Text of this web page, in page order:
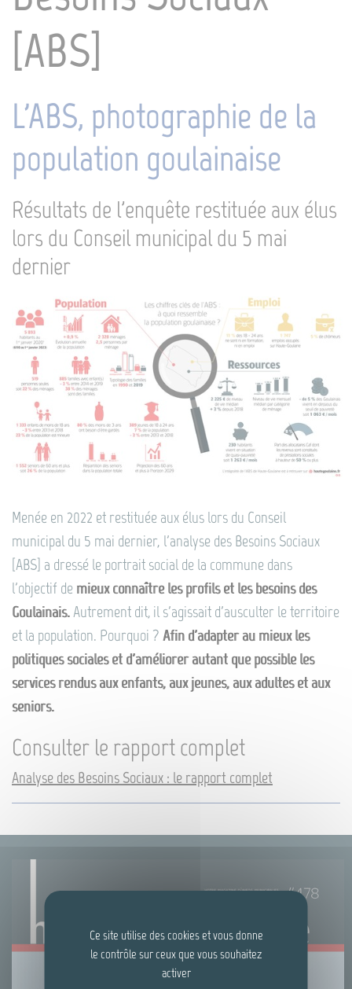
[ABS]
L'ABS, photographie de la
population goulainaise
Résultats de l'enquête restituée aux élus
lors du Conseil municipal du 5 mai
dernier
Menée en 2022 et restituée aux élus lors du Conseil
municipal du 5 mai dernier, l'analyse des Besoins Sociaux
[ABS] a dressé le portrait social de la commune dans
l'objectif de mieux connaître les profils et les besoins des
Goulainais. Autrement dit, il s'agissait d'ausculter le territoire
et la population. Pourquoi ? Afin d'adapter au mieux les
politiques sociales et d'améliorer autant que possible les
services rendus aux enfants, aux jeunes, aux adultes et aux
seniors.
Consulter le rapport complet
Analyse des Besoins Sociaux : le rapport complet
Ce site utilise des cookies et vous donne
le contrôle sur ceux que vous souhaitez
activer